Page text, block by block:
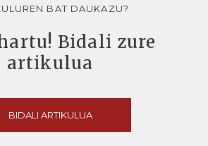
BAT DAUKAZU?
Bidali zure
artikulua
BIDALI ARTIKULUA